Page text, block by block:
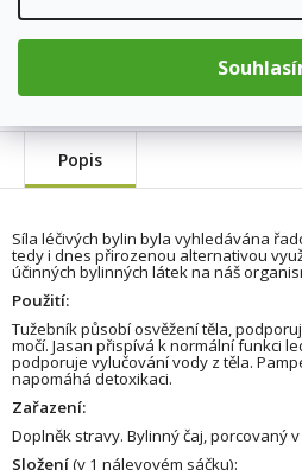
Kategorie:
Bylinné čaje
Popis
Síla léčivých bylin byla vyhledávána
tedy i dnes přirozenou alternativou
účinných bylinných látek na náš
Použití:
Tužebník působí osvěžení těla,
močí. Jasan přispívá k normální funkci
podporuje vylučování vody z těla.
napomáhá detoxikaci.
Zařazení:
Doplněk stravy. Bylinný čaj, porcovaný
Složení(v 1 nálevovém sáčku):